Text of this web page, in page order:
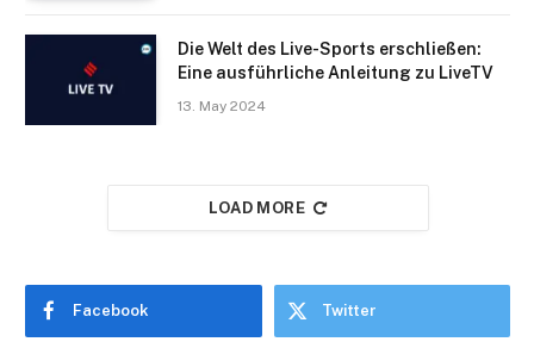
Die Welt des Live-Sports erschließen:
Eine ausführliche Anleitung zu LiveTV
13. May 2024
LOAD MORE
Facebook Twitter